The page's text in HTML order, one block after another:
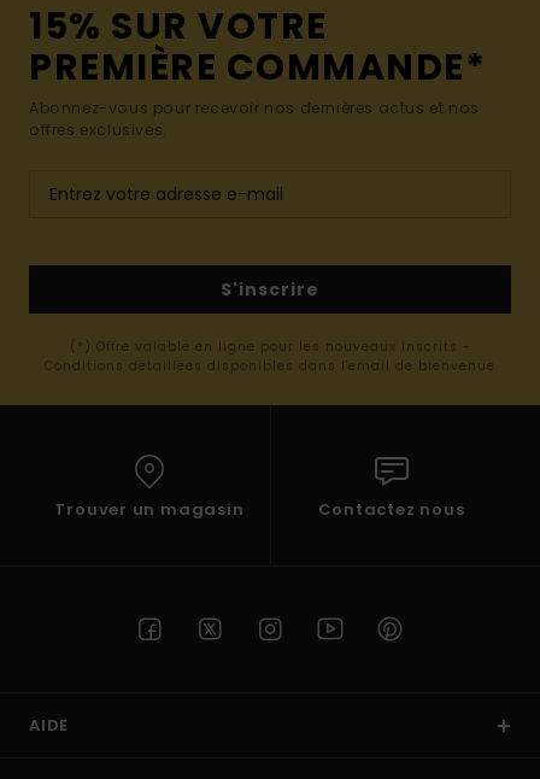
15% SUR VOTRE
PREMIÈRE COMMANDE*
Abonnez-vous pour recevoir nos dernières actus et nos
offres exclusives.
S'inscrire
(*) Offre valable en ligne pour les nouveaux inscrits -
Conditions détaillées disponibles dans l'email de bienvenue
Trouver un magasin Contactez nous
AIDE